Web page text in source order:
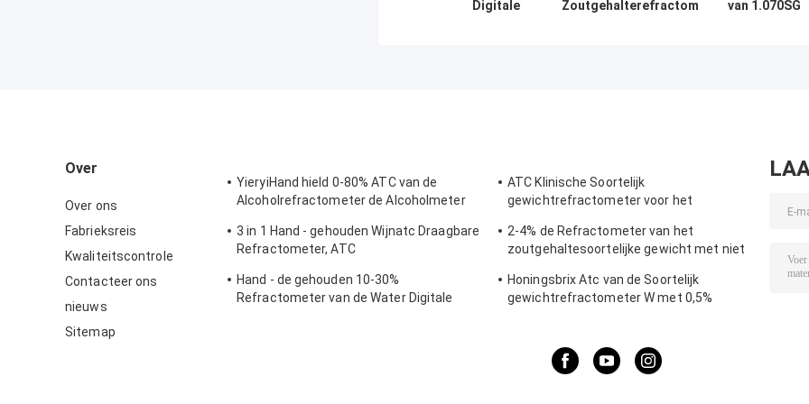
Digitale
Zoutgehalterefractometer
van 1.070SG
Over
Over ons
Fabrieksreis
Kwaliteitscontrole
Contacteer ons
nieuws
Sitemap
YieryiHand hield 0-80% ATC van de
Alcoholrefractometer de Alcoholmeter
3 in 1 Hand - gehouden Wijnatc Draagbare
Refractometer, ATC
Hand - de gehouden 10-30%
Refractometer van de Water Digitale
ATC Klinische Soortelijk
gewichtrefractometer voor het
2-4% de Refractometer van het
zoutgehaltesoortelijke gewicht met niet
Honingsbrix Atc van de Soortelijk
gewichtrefractometer W met 0,5%